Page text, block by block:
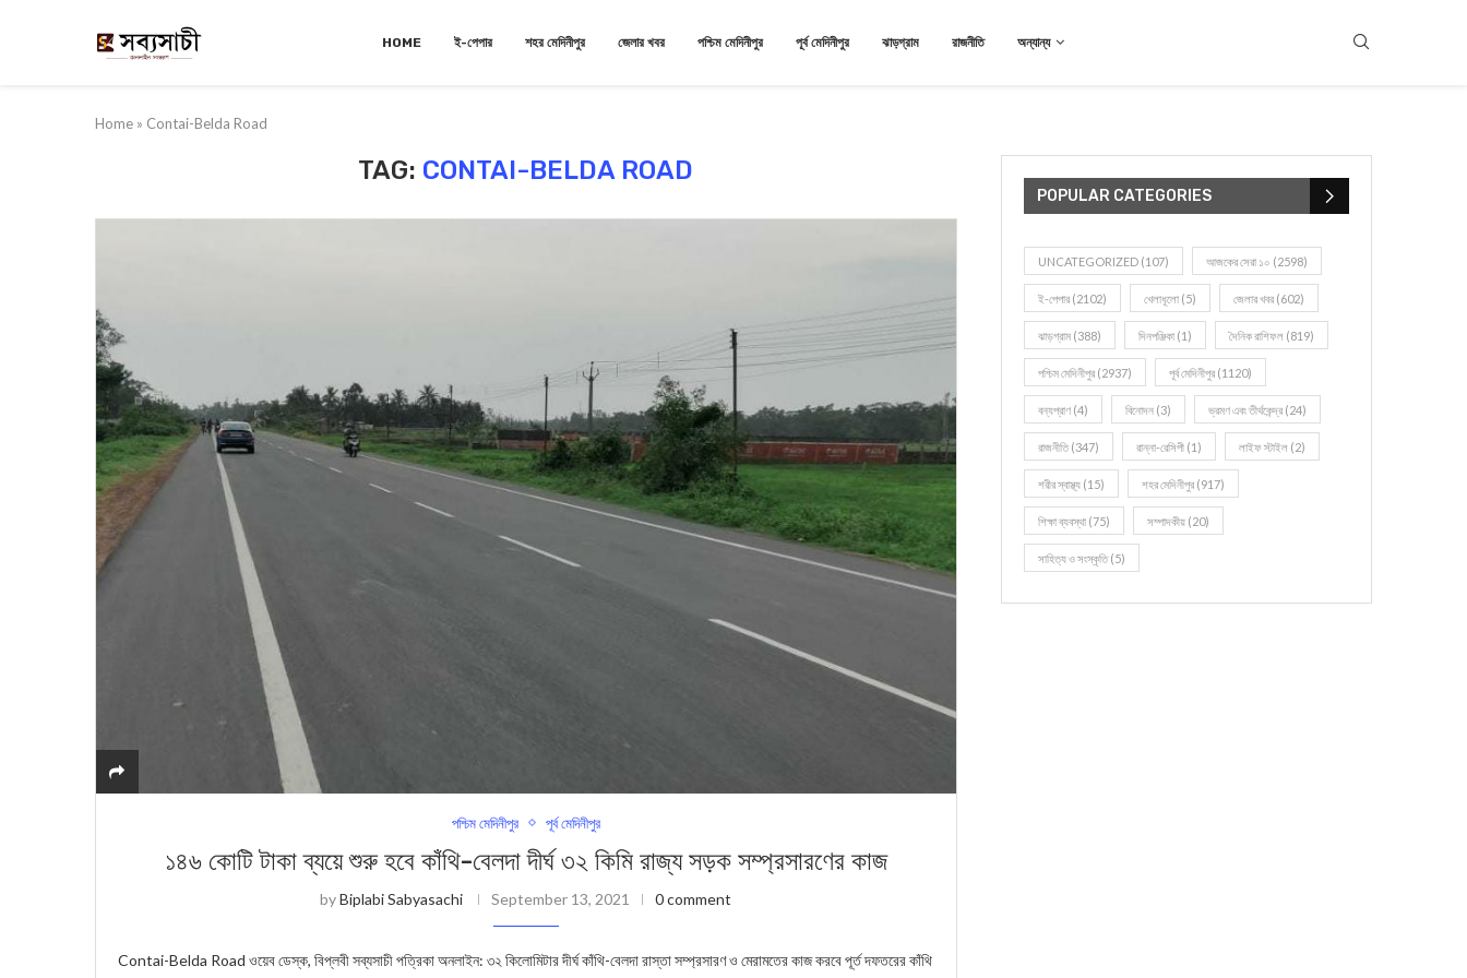
HOME ই-পেপার শহর মেদিনীপুর জেলার খবর পশ্চিম মেদিনীপুর পূর্ব মেদিনীপুর ঝাড়গ্রাম রাজনীতি অন্যান্য
Home » Contai-Belda Road
TAG: CONTAI-BELDA ROAD
পশ্চিম মেদিনীপুর পূর্ব মেদিনীপুর
১৪৬ কোটি টাকা ব্যয়ে শুরু হবে কাঁথি-বেলদা দীর্ঘ ৩২ কিমি রাজ্য সড়ক সম্প্রসারণের কাজ
byBiplabi Sabyasachi September 13, 2021 0 comment
Contai-Belda Road ওয়েব ডেস্ক, বিপ্লবী সব্যসাচী পত্রিকা অনলাইন: ৩২ কিলোমিটার দীর্ঘ কাঁথি-বেলদা রাস্তা সম্প্রসারণ ও মেরামতের কাজ করবে পূর্ত দফতরের কাঁথি
POPULAR CATEGORIES
UNCATEGORIZED (107) আজকের সেরা ১০ (2598)
ই-পেপার (2102) খেলাধূলো (5) জেলার খবর (602)
ঝাড়গ্রাম (388) দিনপঞ্জিকা (1) দৈনিক রাশিফল (819)
পশ্চিম মেদিনীপুর (2937) পূর্ব মেদিনীপুর (1120)
বন্যপ্রাণ (4) বিনোদন (3) ভ্রমণ এবং তীর্থকেন্দ্র (24)
রাজনীতি(347) রান্না-রেসিপী (1) লাইফ স্টাইল (2)
শরীর স্বাস্থ্য (15) শহর মেদিনীপুর (917)
শিক্ষা ব্যবস্থা (75) সম্পাদকীয় (20)
সাহিত্য ও সংস্কৃতি(5)